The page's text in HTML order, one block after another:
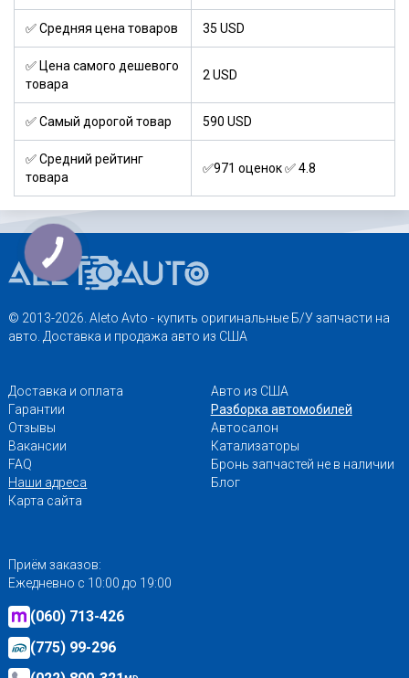
✅ Средняя цена товаров 35 USD
✅ Цена самого дешевого
товара
2 USD
✅ Самый дорогой товар 590 USD
✅ Средний рейтинг
товара
✅971 оценок ✅ 4.8
© 2013-2026. Aleto Avto - купить оригинальные Б/У запчасти на
авто. Доставка и продажа авто из США
Доставка и оплата
Гарантии
Отзывы
Вакансии
FAQ
Наши адреса
Карта сайта
Авто из США
Разборка автомобилей
Автосалон
Катализаторы
Бронь запчастей не в наличии
Блог
Приём заказов:
Ежедневно с 10:00 до 19:00
(060) 713-426
(775) 99-296